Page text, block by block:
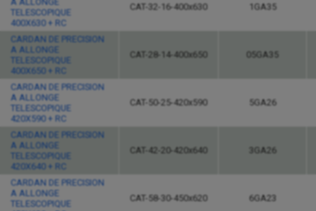
TELESCOPIQUE
400X630 + RC
CAT-32-16-400x630 1GA35
CARDAN DE PRECISION
A ALLONGE
TELESCOPIQUE
400X650 + RC
CAT-28-14-400x650 05GA35
CARDAN DE PRECISION
A ALLONGE
TELESCOPIQUE
420X590 + RC
CAT-50-25-420x590 5GA26
CARDAN DE PRECISION
A ALLONGE
TELESCOPIQUE
420X640 + RC
CAT-42-20-420x640 3GA26
CARDAN DE PRECISION
A ALLONGE
TELESCOPIQUE
CAT-58-30-450x620 6GA23